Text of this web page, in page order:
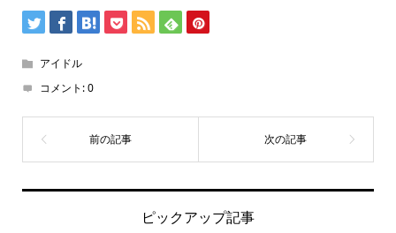
アイドル
コメント:0
ピックアップ記事